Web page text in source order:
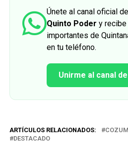
Únete al canal oficial
Quinto Poder y
importantes de
en tu teléfono.
Unirme al canal
ARTÍCULOS RELACIONADOS:
DESTACADO